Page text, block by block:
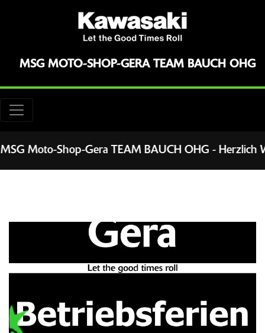
MSG MOTO-SHOP-GERA TEAM BAUCH OHG
Moto-Shop-Gera TEAM BAUCH OHG - Herzlich